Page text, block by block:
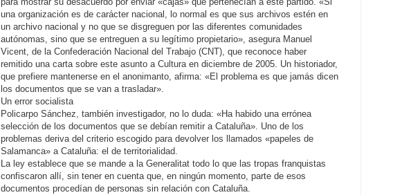
una organización es de carácter nacional, lo normal es que sus archivos estén en
un archivo nacional y no que se disgreguen por las diferentes comunidades
autónomas, sino que se entreguen a su legítimo propietario», asegura Manuel
Vicent, de la Confederación Nacional del Trabajo (CNT), que reconoce haber
remitido una carta sobre este asunto a Cultura en diciembre de 2005. Un historiador,
que prefiere mantenerse en el anonimanto, afirma: «El problema es que jamás dicen
los documentos que se van a trasladar».
Un error socialista
Policarpo Sánchez, también investigador, no lo duda: «Ha habido una errónea
selección de los documentos que se debían remitir a Cataluña». Uno de los
problemas deriva del criterio escogido para devolver los llamados «papeles de
Salamanca» a Cataluña: el de territorialidad.
La ley establece que se mande a la Generalitat todo lo que las tropas franquistas
confiscaron allí, sin tener en cuenta que, en ningún momento, parte de esos
documentos procedían de personas sin relación con Cataluña.